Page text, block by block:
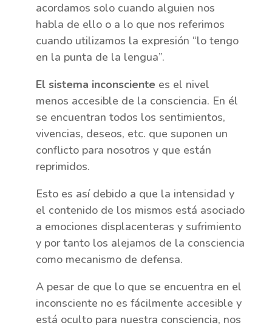
acordamos solo cuando alguien nos
habla de ello o a lo que nos referimos
cuando utilizamos la expresión “lo tengo
en la punta de la lengua”.
El sistema inconscientees el nivel
menos accesible de la consciencia. En él
se encuentran todos los sentimientos,
vivencias, deseos, etc. que suponen un
conflicto para nosotros y que están
reprimidos.
Esto es así debido a que la intensidad y
el contenido de los mismos está asociado
a emociones displacenteras y sufrimiento
y por tanto los alejamos de la consciencia
como mecanismo de defensa.
A pesar de que lo que se encuentra en el
inconsciente no es fácilmente accesible y
está oculto para nuestra consciencia, nos